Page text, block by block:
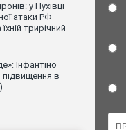
у Пухівці
атаки РФ
трирічний
Інфантіно
підвищення в